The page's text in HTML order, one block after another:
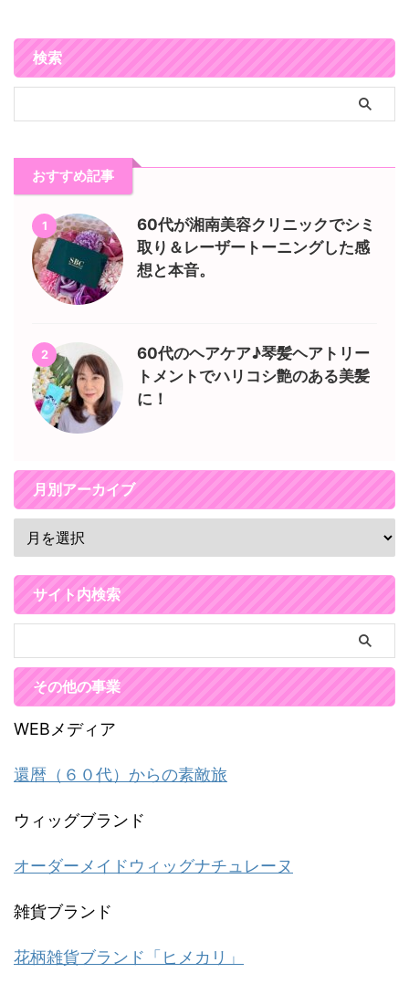
検索
おすすめ記事
1
60代が湘南美容クリニックでシミ
取り＆レーザートーニングした感
想と本音。
2
60代のヘアケア♪琴髪ヘアトリー
トメントでハリコシ艶のある美髪
に！
月別アーカイブ
サイト内検索
その他の事業
WEBメディア
還暦（６０代）からの素敵旅
ウィッグブランド
オーダーメイドウィッグナチュレーヌ
雑貨ブランド
花柄雑貨ブランド「ヒメカリ」